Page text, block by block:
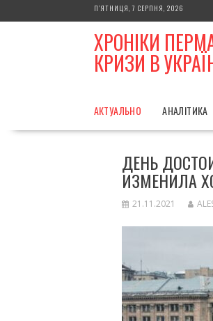
to
П’ЯТНИЦЯ, 7 СЕРПНЯ, 2026
ХРОНІКИ
КРИЗИ В
АКТУАЛЬНО АНАЛІТИКА
ДЕНЬ
ИЗМЕНИЛА
21.11.2021